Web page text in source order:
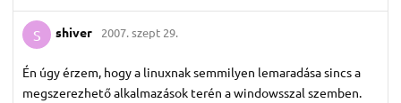
S shiver 2007. szept 29.
Én úgy érzem, hogy a linuxnak semmilyen lemaradása sincs a
megszerezhető alkalmazások terén a windowsszal szemben.